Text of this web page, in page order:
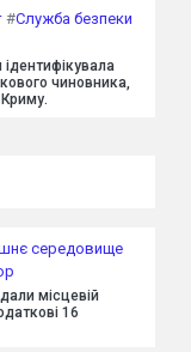
#Служба безпеки
чиновника,
Криму.
середовище
місцевій
16